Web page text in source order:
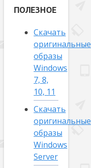
ПОЛЕЗНОЕ
Скачать
оригинальные
образы
Windows
7, 8,
10, 11
Скачать
оригинальные
образы
Windows
Server